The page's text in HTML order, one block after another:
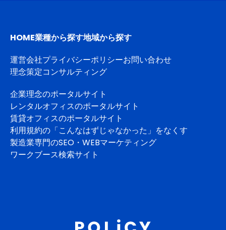
HOME業種から探す地域から探す
運営会社プライバシーポリシーお問い合わせ
理念策定コンサルティング
企業理念のポータルサイト
レンタルオフィスのポータルサイト
賃貸オフィスのポータルサイト
利用規約の「こんなはずじゃなかった」をなくす
製造業専門のSEO・WEBマーケティング
ワークブース検索サイト